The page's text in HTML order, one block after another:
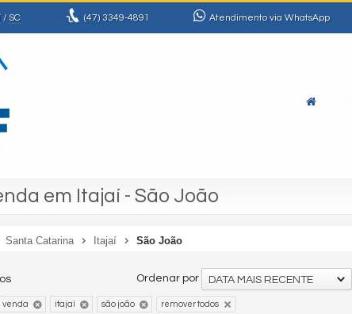
/ SC (47)3349-4891 Atendimento via WhatsApp
em Itajaí - São João
Santa Catarina Itajaí São João
Ordenar por DATA MAIS RECENTE
venda itajaí são joão remover todos